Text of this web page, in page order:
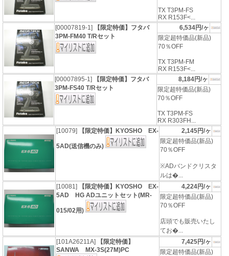
TX T3PM-FS
RX R153F<...
[00007819-1]
【限定特価】フタバ
3PM-FM40 T/Rセット
6,534円/ヶ
限定超特価品(新品)
70％OFF
TX T3PM-FM
RX R153F<...
[00007895-1]
【限定特価】フタバ
3PM-FS40 T/Rセット
8,184円/ヶ
限定超特価品(新品)
70％OFF
TX T3PM-FS
RX R303FH...
[10079]
【限定特価】KYOSHO EX-
5AD(送信機のみ)
2,145円/ヶ
限定超特価品(新品)
70％OFF
※ADバンドクリスタ
ルは�...
[10081]
【限定特価】KYOSHO EX-
5AD HG ADユニットセット(MR-
015/02用)
4,224円/ヶ
限定超特価品(新品)
70％OFF
店頭でも販売いたし
てお�...
[101A26211A]
【限定特価】
SANWA MX-3S(27M)PC
7,425円/ヶ
限定超特価品(新品)